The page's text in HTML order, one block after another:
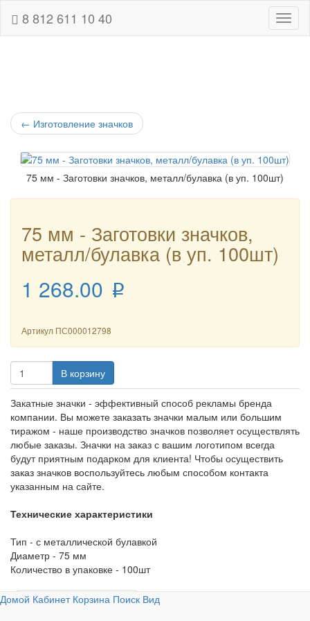
8 812 611 10 40
← Изготовление значков
75 мм - Заготовки значков, металл/булавка (в уп. 100шт)
75 мм - Заготовки значков,
металл/булавка (в уп. 100шт)
1 268.00 p
Артикул ПС000012798
В корзину
Закатные значки - эффективный способ рекламы бренда
компании. Вы можете заказать значки малым или большим
тиражом - наше производство значков позволяет осуществлять
любые заказы. Значки на заказ с вашим логотипом всегда
будут приятным подарком для клиента! Чтобы осуществить
заказ значков воспользуйтесь любым способом контакта
указанным на сайте.
Технические характеристики
Тип - с металлической булавкой
Диаметр - 75 мм
Количество в упаковке - 100шт
← Изготовление значков
Домой Кабинет Корзина Поиск Вид